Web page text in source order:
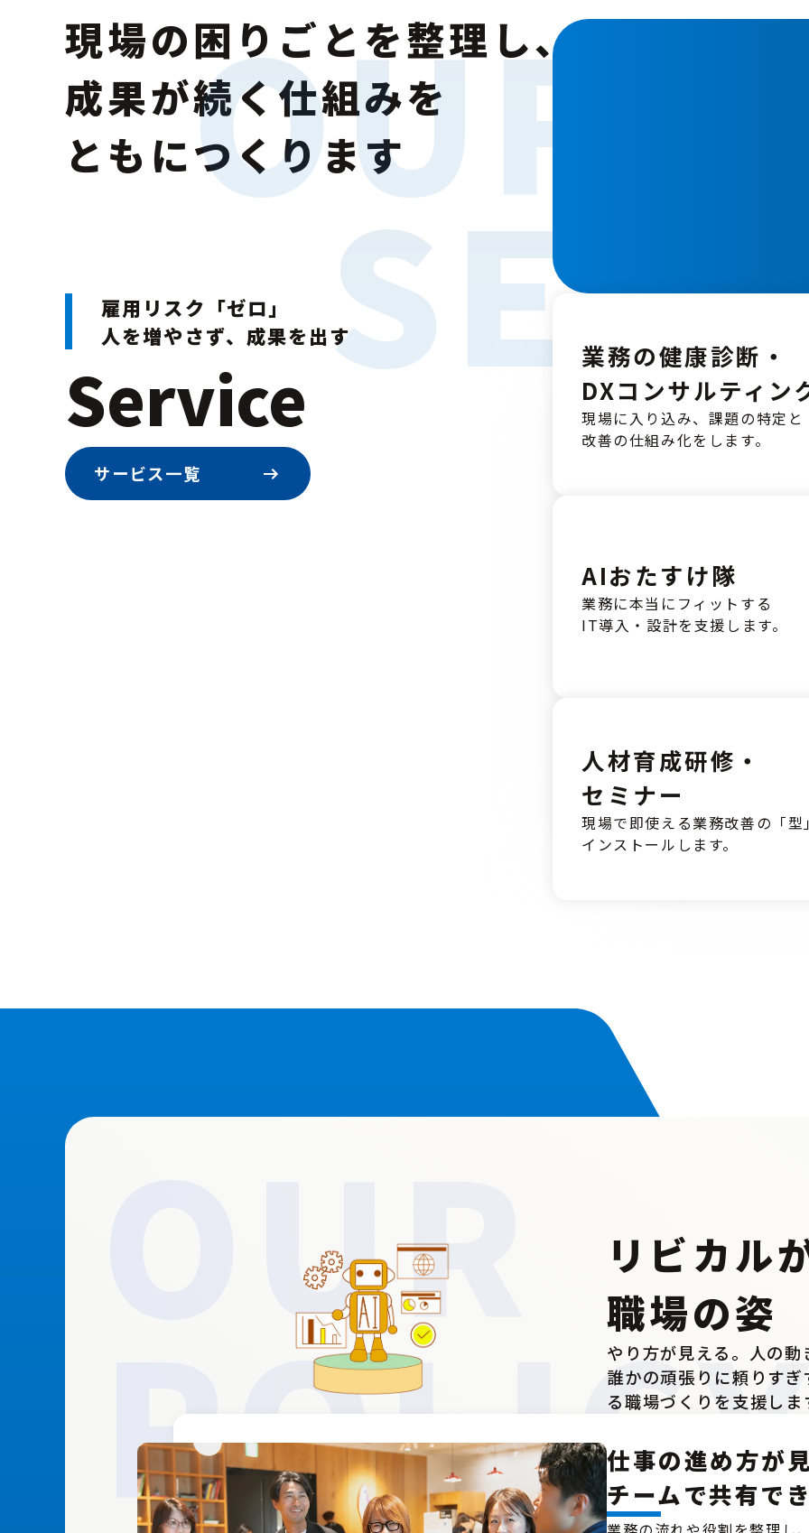
現場の困りごとを整理し、
成果が続く仕組みを
ともにつくります
OUR
OUR
雇用リスク「ゼロ」
人を増やさず、成果を出す
Service
サービス一覧
業務の健康診断・
DXコンサルティン
現場に入り込み、課題の特定と
改善の仕組み化をします。
AIおたすけ隊
業務に本当にフィットする
IT導入・設計を支援します。
人材育成研修・
セミナー
現場で即使える業務改善の「型
インストールします。
OUR
リビカル
職場の姿
やり方が見える。人の
誰かの頑張りに頼りす
る職場づくりを支援しま
仕事の進め方が
チームで共有で